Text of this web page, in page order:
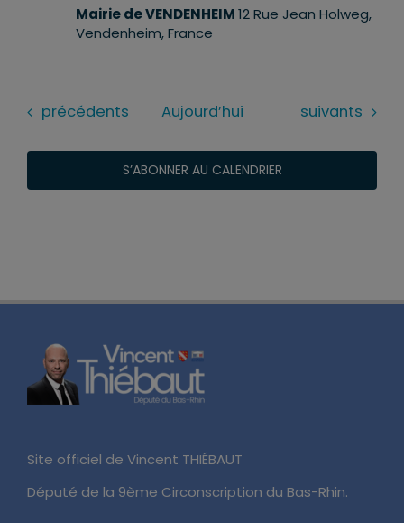
Mairie de VENDENHEIM12 Rue Jean Holweg,
Vendenheim, France
Évènements
précédents Aujourd’hui Évènements
suivants
S’ABONNER AU CALENDRIER
Site officiel de Vincent THIÉBAUT
Député de la 9ème Circonscription du Bas-Rhin.